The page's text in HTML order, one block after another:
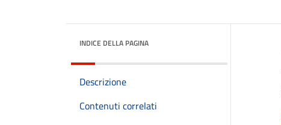
INDICE DELLA PAGINA
Descrizione
Contenuti correlati